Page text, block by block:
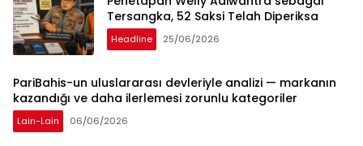
Tersangka, 52 Saksi Telah Diperiksa
Headline 25/06/2026
PariBahis-un uluslararası devleriyle analizi — markanın
kazandığı ve daha ilerlemesi zorunlu kategoriler
Lain-Lain 06/06/2026